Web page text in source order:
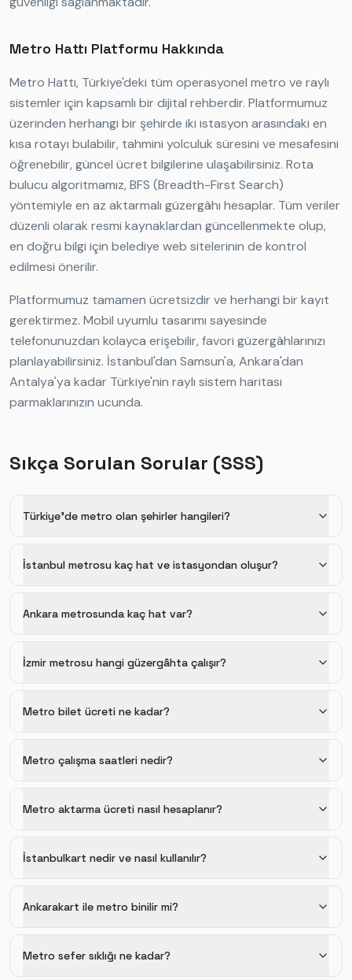
Metro Hattı Platformu Hakkında
Metro Hattı, Türkiye'deki tüm operasyonel metro ve raylı
sistemler için kapsamlı bir dijital rehberdir. Platformumuz
üzerinden herhangi bir şehirde iki istasyon arasındaki en
kısa rotayı bulabilir, tahmini yolculuk süresini ve mesafesini
öğrenebilir, güncel ücret bilgilerine ulaşabilirsiniz. Rota
bulucu algoritmamız, BFS (Breadth-First Search)
yöntemiyle en az aktarmalı güzergâhı hesaplar. Tüm veriler
düzenli olarak resmi kaynaklardan güncellenmekte olup,
en doğru bilgi için belediye web sitelerinin de kontrol
edilmesi önerilir.
Platformumuz tamamen ücretsizdir ve herhangi bir kayıt
gerektirmez. Mobil uyumlu tasarımı sayesinde
telefonunuzdan kolayca erişebilir, favori güzergâhlarınızı
planlayabilirsiniz. İstanbul'dan Samsun'a, Ankara'dan
Antalya'ya kadar Türkiye'nin raylı sistem haritası
parmaklarınızın ucunda.
Sıkça Sorulan Sorular (SSS)
Türkiye'de metro olan şehirler hangileri?
İstanbul metrosu kaç hat ve istasyondan oluşur?
Ankara metrosunda kaç hat var?
İzmir metrosu hangi güzergâhta çalışır?
Metro bilet ücreti ne kadar?
Metro çalışma saatleri nedir?
Metro aktarma ücreti nasıl hesaplanır?
İstanbulkart nedir ve nasıl kullanılır?
Ankarakart ile metro binilir mi?
Metro sefer sıklığı ne kadar?